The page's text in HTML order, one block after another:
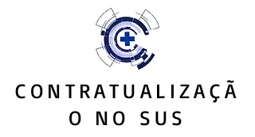
CONTRATUALIZAÇÃ
O NO SUS